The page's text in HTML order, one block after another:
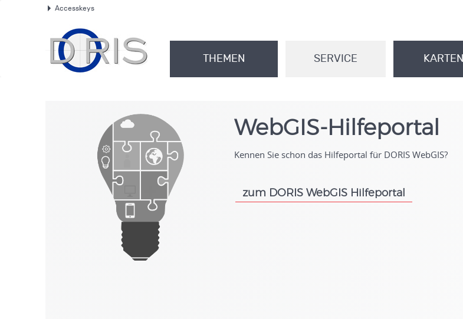
Accesskeys
THEMEN SERVICE KARTEN
WebGIS-Hilfeportal
Kennen Sie schon das Hilfeportal für DORIS WebGIS?
zum DORIS WebGIS Hilfeportal